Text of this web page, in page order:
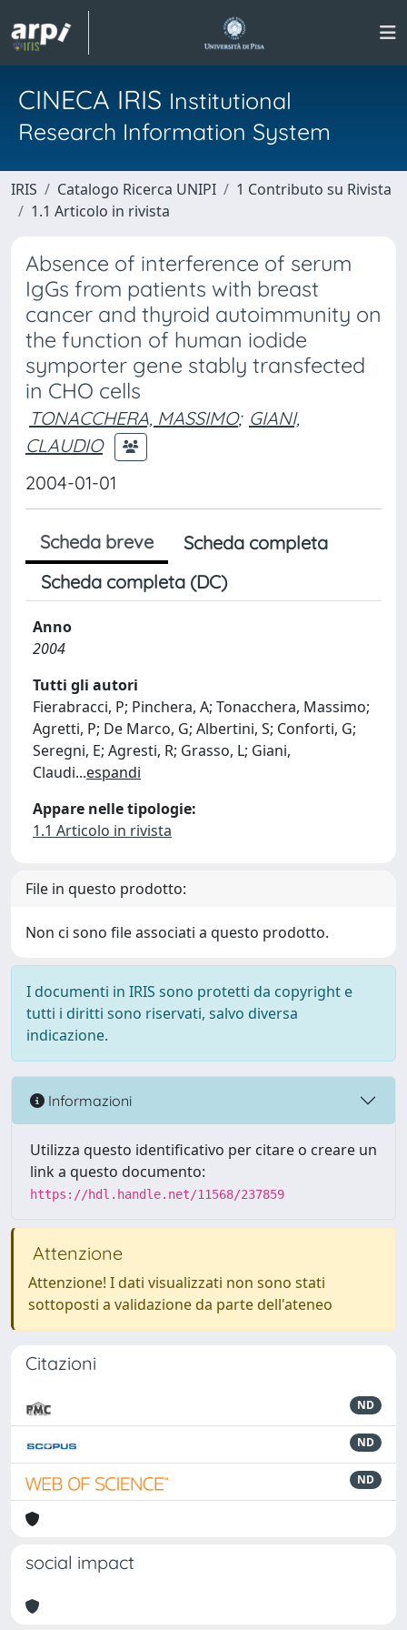
CINECA IRIS Institutional
Research Information System
IRIS Catalogo Ricerca UNIPI
1 Contributo su Rivista
1.1 Articolo in rivista
Absence of interference of serum
IgGs from patients with breast
cancer and thyroid autoimmunity on
the function of human iodide
symporter gene stably transfected
in CHO cells
TONACCHERA, MASSIMO; GIANI,
CLAUDIO
2004-01-01
Scheda breve
Scheda completa
Scheda completa (DC)
Anno
2004
Tutti gli autori
Fierabracci, P; Pinchera, A; Tonacchera, Massimo;
Agretti, P; De Marco, G; Albertini, S; Conforti, G;
Seregni, E; Agresti, R; Grasso, L; Giani,
Claudi...espandi
Appare nelle tipologie:
1.1 Articolo in rivista
File in questo prodotto:
Non ci sono file associati a questo prodotto.
I documenti in IRIS sono protetti da copyright e
tutti i diritti sono riservati, salvo diversa
indicazione.
Informazioni
Utilizza questo identificativo per citare o creare un
link a questo documento:
https://hdl.handle.net/11568/237859
Attenzione
Attenzione! I dati visualizzati non sono stati
sottoposti a validazione da parte dell'ateneo
Citazioni
ND
ND
ND
social impact